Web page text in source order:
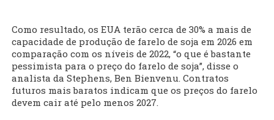
Como resultado, os EUA terão cerca de 30% a mais de
capacidade de produção de farelo de soja em 2026 em
comparação com os níveis de 2022, “o que é bastante
pessimista para o preço do farelo de soja”, disse o
analista da Stephens, Ben Bienvenu. Contratos
futuros mais baratos indicam que os preços do farelo
devem cair até pelo menos 2027.